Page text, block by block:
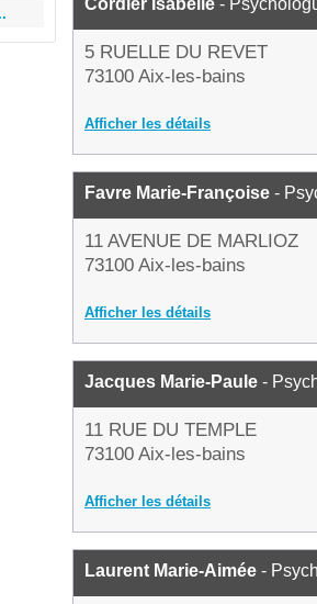
Cordier Isabelle -
5 RUELLE DU REVET
73100 Aix-les-bains
Afficher les détails
Favre Marie-Françoise -
11 AVENUE DE MARLIOZ
73100 Aix-les-bains
Afficher les détails
Jacques Marie-Paule -
11 RUE DU TEMPLE
73100 Aix-les-bains
Afficher les détails
Laurent Marie-Aimée -